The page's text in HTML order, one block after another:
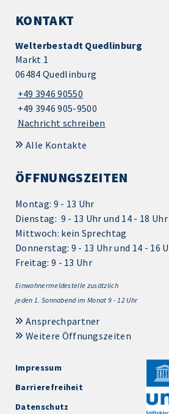
KONTAKT
Welterbestadt Quedlinburg
Markt 1
06484 Quedlinburg
+49 3946 90550
+49 3946 905-9500
Nachricht schreiben
Alle Kontakte
ÖFFNUNGSZEITEN
Montag: 9 - 13 Uhr
Dienstag: 9 - 13 Uhr und 14 - 18 Uhr
Mittwoch: kein Sprechtag
Donnerstag: 9 - 13 Uhr und 14 - 16
Freitag: 9 - 13 Uhr
Einwohnermeldestelle zusätzlich
jeden 1. Sonnabend im Monat 9 - 12 Uhr
Ansprechpartner
Weitere Öffnungszeiten
Impressum
Barrierefreiheit
Datenschutz